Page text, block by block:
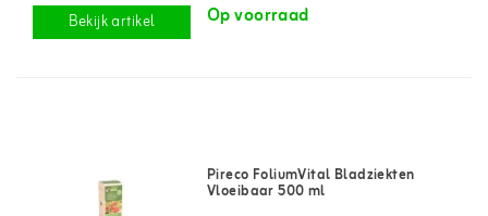
Bekijk artikel Op voorraad
Pireco FoliumVital Bladziekten
Vloeibaar 500 ml